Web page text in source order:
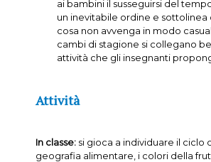
ai bambini il susseguirsi del
un inevitabile ordine e
cosa non avvenga in modo
cambi di stagione si collegano
attività che gli insegnanti
Attività
In classe:si gioca a individuare il ciclo
geografia alimentare, i colori della